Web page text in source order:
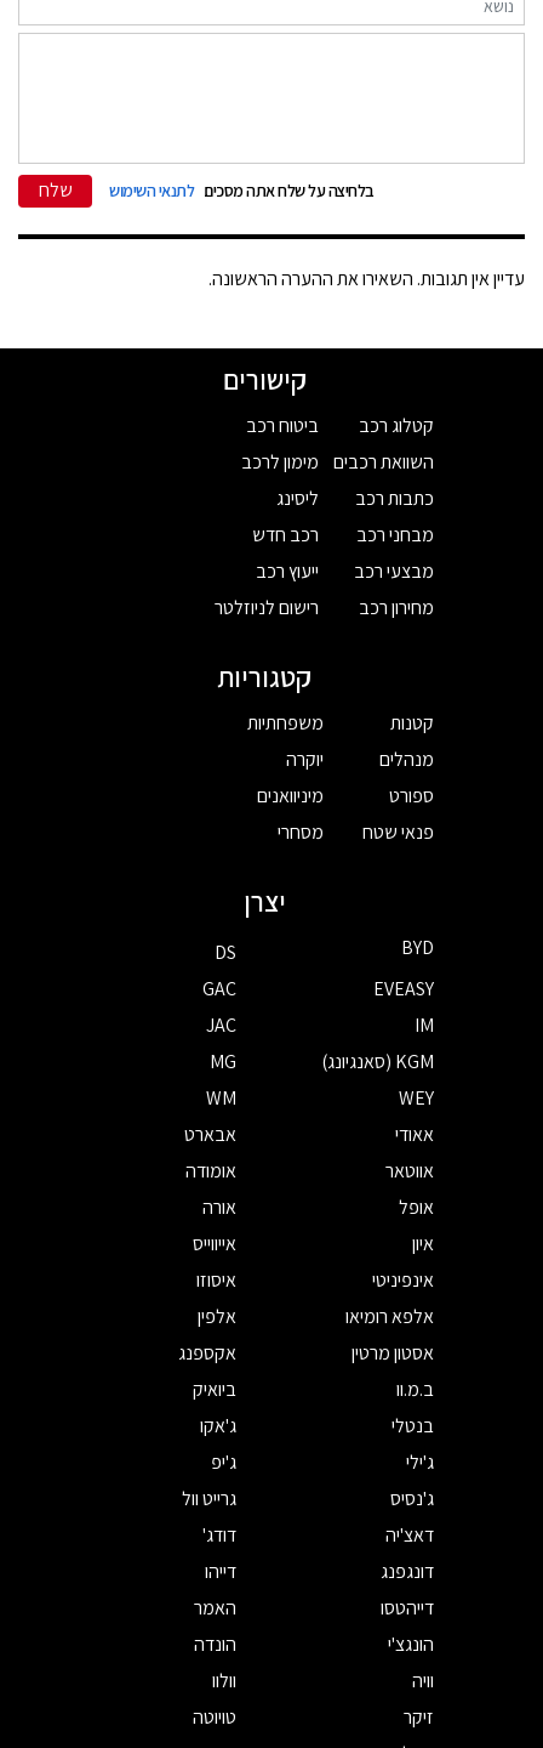
בלחיצה על שלח אתה מסכים לתנאי השימוש שלח
עדיין אין תגובות. השאירו את ההערה הראשונה.
קישורים
קטלוג רכב
השוואת רכבים
כתבות רכב
מבחני רכב
מבצעי רכב
מחירון רכב
ביטוח רכב
מימון לרכב
ליסינג
רכב חדש
ייעוץ רכב
רישום לניוזלטר
קטגוריות
קטנות
מנהלים
ספורט
פנאי שטח
משפחתיות
יוקרה
מיניוואנים
מסחרי
יצרן
BYD
DS
EVEASY
GAC
IM
JAC
KGM (סאנגיונג)
MG
WEY
WM
אאודי
אבארט
אווטאר
אומודה
אופל
אורה
איון
אייווייס
אינפיניטי
איסוזו
אלפא רומיאו
אלפין
אסטון מרטין
אקספנג
ב.מ.וו
ביואיק
בנטלי
ג'אקו
ג'ילי
ג'יפ
ג'נסיס
גרייט וול
דאצ'יה
דודג'
דונגפנג
דייהו
דייהטסו
האמר
הונגצ'י
הונדה
וויה
וולוו
זיקר
טויוטה